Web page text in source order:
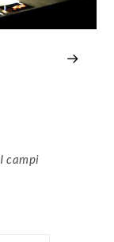
I campi